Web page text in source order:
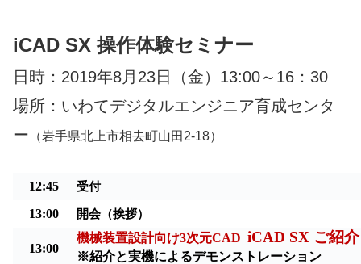
iCAD SX 操作体験セミナー
日時：2019年8月23日（金）13:00～16：30
場所：いわてデジタルエンジニア育成センタ
ー （岩手県北上市相去町山田2-18）
12:45 受付
13:00 開会（挨拶）
13:00
機械装置設計向け3次元CAD iCAD SX ご紹介
※紹介と実機によるデモンストレーション